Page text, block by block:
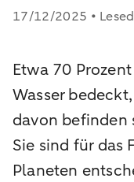
17/12/2025 •
Etwa 70
Wasser
davon befinden
Sie sind für das
Planeten